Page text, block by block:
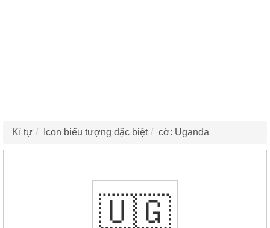
Kí tự Icon biểu tượng đặc biệt cờ: Uganda
🇺🇬